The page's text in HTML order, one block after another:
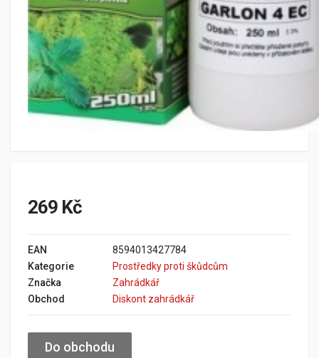
269 Kč
EAN
8594013427784
Kategorie
Prostředky proti škůdcům
Značka
Zahrádkář
Obchod
Diskont zahrádkář
Do obchodu